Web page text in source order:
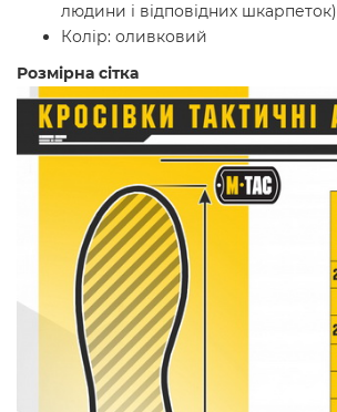
людини і відповідних шкарпеток)
Колір: оливковий
Розмірна сітка